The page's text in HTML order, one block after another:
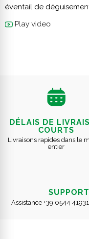
éventail de
Play video
DÉLAIS DE
COURTS
Livraisons rapides dans le
entier
Assistance +39 0544